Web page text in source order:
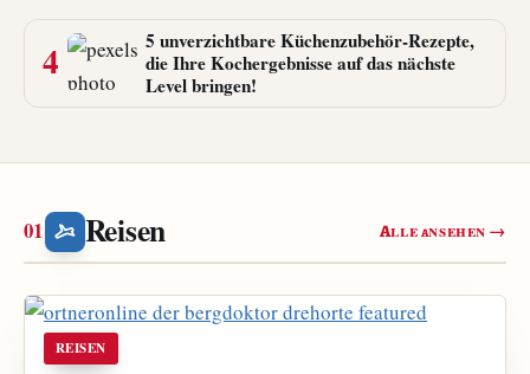
4
5 unverzichtbare Küchenzubehör-Rezepte,
die Ihre Kochergebnisse auf das nächste
Level bringen!
Reisen Alle ansehen →
REISEN